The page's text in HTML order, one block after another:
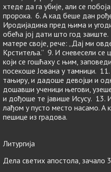
хтеде да га убије, али се
пророка. 6. А кад беше дан
Иродијадина пред њима и
обећа јој дати што год
матере своје, рече: „Дај ми
Крститеља.” 9. И сневесели се
који се гошћаху с њим,
посекоше Јована у тамници.
тањиру, и дадоше девојци и
дошавши ученици његови,
и дођоше те јавише Исусу. 13.
лађом у пусто место насамо. А
пешице из градова.
Литургија
Дела светих апостола, зачало